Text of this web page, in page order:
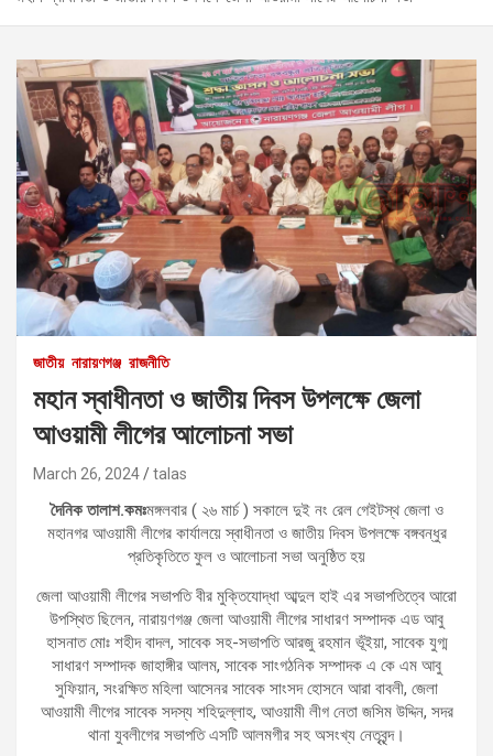
জাতীয় নারায়ণগঞ্জ রাজনীতি
মহান স্বাধীনতা ও জাতীয় দিবস উপলক্ষে জেলা
আওয়ামী লীগের আলোচনা সভা
March 26, 2024 talas
দৈনিক তালাশ.কমঃমঙ্গলবার ( ২৬ মার্চ ) সকালে দুই নং রেল গেইটস্থ জেলা ও
মহানগর আওয়ামী লীগের কার্যালয়ে স্বাধীনতা ও জাতীয় দিবস উপলক্ষে বঙ্গবন্ধুর
প্রতিকৃতিতে ফুল ও আলোচনা সভা অনুষ্ঠিত হয়
জেলা আওয়ামী লীগের সভাপতি বীর মুক্তিযোদ্ধা আব্দুল হাই এর সভাপতিত্বে আরো
উপস্থিত ছিলেন, নারায়ণগঞ্জ জেলা আওয়ামী লীগের সাধারণ সম্পাদক এড আবু
হাসনাত মোঃ শহীদ বাদল, সাবেক সহ-সভাপতি আরজু রহমান ভূঁইয়া, সাবেক যুগ্ম
সাধারণ সম্পাদক জাহাঙ্গীর আলম, সাবেক সাংগঠনিক সম্পাদক এ কে এম আবু
সুফিয়ান, সংরক্ষিত মহিলা আসেনর সাবেক সাংসদ হোসনে আরা বাবলী, জেলা
আওয়ামী লীগের সাবেক সদস্য শহিদুল্লাহ, আওয়ামী লীগ নেতা জসিম উদ্দিন, সদর
থানা যুবলীগের সভাপতি এসটি আলমগীর সহ অসংখ্য নেতৃবৃন্দ।